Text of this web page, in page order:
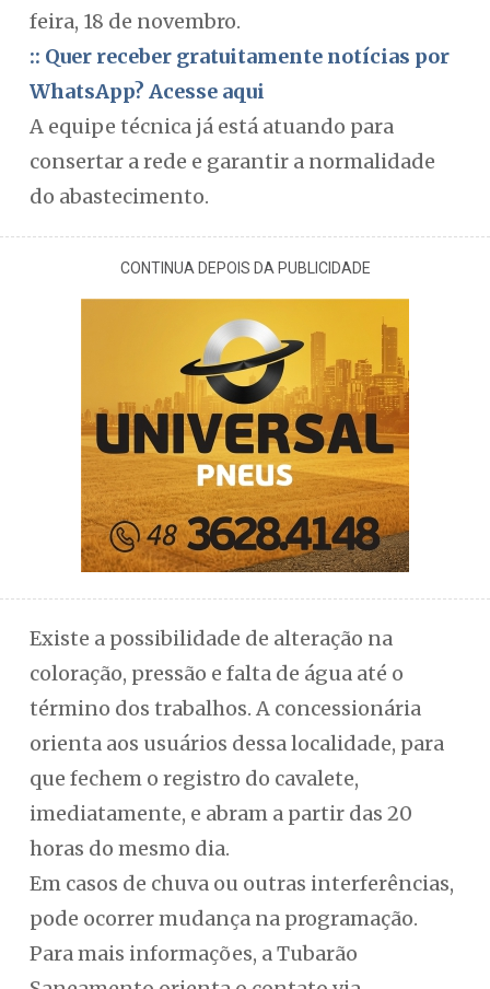
feira, 18 de novembro.
:: Quer receber gratuitamente notícias por
WhatsApp? Acesse aqui
A equipe técnica já está atuando para
consertar a rede e garantir a normalidade
do abastecimento.
CONTINUA DEPOIS DA PUBLICIDADE
Existe a possibilidade de alteração na
coloração, pressão e falta de água até o
término dos trabalhos. A concessionária
orienta aos usuários dessa localidade, para
que fechem o registro do cavalete,
imediatamente, e abram a partir das 20
horas do mesmo dia.
Em casos de chuva ou outras interferências,
pode ocorrer mudança na programação.
Para mais informações, a Tubarão